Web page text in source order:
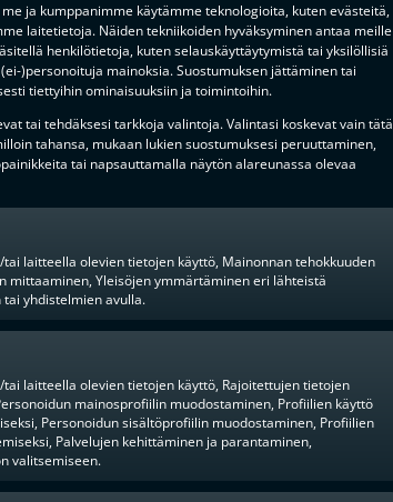
ja kumppanimme käytämme teknologioita, kuten evästeitä,
laitetietoja. Näiden tekniikoiden hyväksyminen antaa meille
henkilötietoja, kuten selauskäyttäytymistä tai yksilöllisiä
)personoituja mainoksia. Suostumuksen jättäminen tai
tiettyihin ominaisuuksiin ja toimintoihin.
tai tehdäksesi tarkkoja valintoja. Valintasi koskevat vain tätä
tahansa, mukaan lukien suostumuksesi peruuttaminen,
tai napsauttamalla näytön alareunassa olevaa
laitteella olevien tietojen käyttö, Mainonnan tehokkuuden
mittaaminen, Yleisöjen ymmärtäminen eri lähteistä
yhdistelmien avulla.
laitteella olevien tietojen käyttö, Rajoitettujen tietojen
mainosprofiilin muodostaminen, Profiilien käyttö
Personoidun sisältöprofiilin muodostaminen, Profiilien
Palvelujen kehittäminen ja parantaminen,
valitsemiseen.